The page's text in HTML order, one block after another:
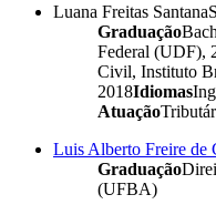
Luana Freitas Santana
Graduação
Federal (UDF),
Civil, Instituto
2018Idiomas
Atuação
Luis Alberto Freire de
Graduação
(UFBA)